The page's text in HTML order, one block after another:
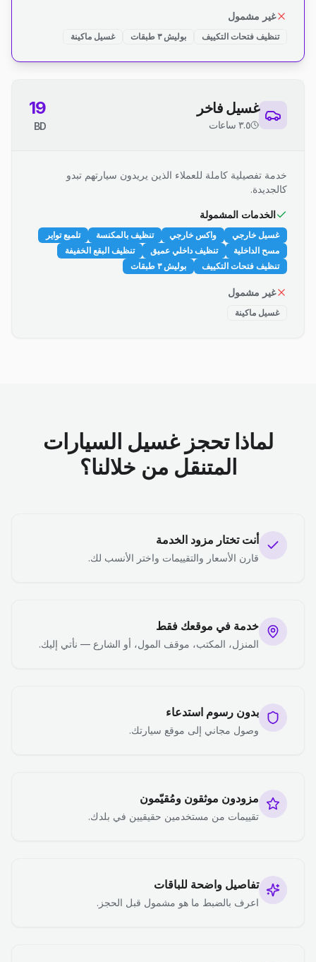
غير مشمول
تنظيف فتحات التكييف بوليش ٣ طبقات غسيل ماكينة
غسيل فاخر
٣.٥ ساعات
19
BD
خدمة تفصيلية كاملة للعملاء الذين يريدون سيارتهم تبدو
كالجديدة.
الخدمات المشمولة
غسيل خارجي واكس خارجي تنظيف بالمكنسة
تلميع تواير
مسح الداخلية
تنظيف داخلي عميق
تنظيف البقع الخفيفة
تنظيف فتحات التكييف
بوليش ٣ طبقات
غير مشمول
غسيل ماكينة
لماذا تحجز غسيل السيارات
المتنقل من خلالنا؟
أنت تختار مزود الخدمة
قارن الأسعار والتقييمات واختر الأنسب لك.
خدمة في موقعك فقط
المنزل، المكتب، موقف المول، أو الشارع — نأتي إليك.
بدون رسوم استدعاء
وصول مجاني إلى موقع سيارتك.
مزودون موثقون ومُقيّمون
تقييمات من مستخدمين حقيقيين في بلدك.
تفاصيل واضحة للباقات
اعرف بالضبط ما هو مشمول قبل الحجز.